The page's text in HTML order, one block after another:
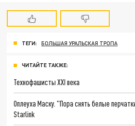
ТЕГИ: БОЛЬШАЯ УРАЛЬСКАЯ ТРОПА
ЧИТАЙТЕ ТАКЖЕ:
Технофашисты XXI века
Оплеуха Маску. "Пора снять белые
Starlink